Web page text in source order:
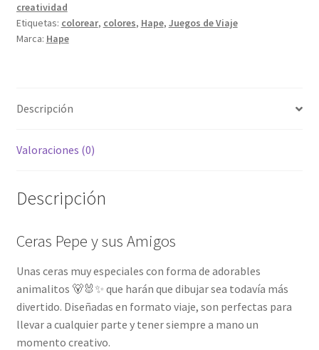
creatividad
Etiquetas: colorear, colores, Hape, Juegos de Viaje
Marca: Hape
Descripción
Valoraciones (0)
Descripción
Ceras Pepe y sus Amigos
Unas ceras muy especiales con forma de adorables
animalitos 🐻🐰✨ que harán que dibujar sea todavía más
divertido. Diseñadas en formato viaje, son perfectas para
llevar a cualquier parte y tener siempre a mano un
momento creativo.